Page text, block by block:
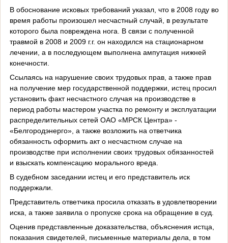
В обоснование исковых требований указал, что в 2008 году во
время работы произошел несчастный случай, в результате
которого была повреждена нога. В связи с полученной
травмой в 2008 и 2009 г.г. он находился на стационарном
лечении, а в последующем выполнена ампутация нижней
конечности.
Ссылаясь на нарушение своих трудовых прав, а также прав
на получение мер государственной поддержки, истец просил
установить факт несчастного случая на производстве в
период работы мастером участка по ремонту и эксплуатации
распределительных сетей ОАО «МРСК Центра» -
«Белгородэнерго», а также возложить на ответчика
обязанность оформить акт о несчастном случае на
производстве при исполнении своих трудовых обязанностей
и взыскать компенсацию морального вреда.
В судебном заседании истец и его представитель иск
поддержали.
Представитель ответчика просила отказать в удовлетворении
иска, а также заявила о пропуске срока на обращение в суд.
Оценив представленные доказательства, объяснения истца,
показания свидетелей, письменные материалы дела, в том